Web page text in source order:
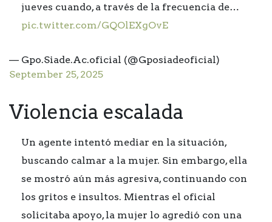
jueves cuando, a través de la frecuencia de…
pic.twitter.com/GQOlEXgOvE
— Gpo.Siade.Ac.oficial (@Gposiadeoficial)
September 25, 2025
Violencia escalada
Un agente intentó mediar en la situación,
buscando calmar a la mujer. Sin embargo, ella
se mostró aún más agresiva, continuando con
los gritos e insultos. Mientras el oficial
solicitaba apoyo, la mujer lo agredió con una